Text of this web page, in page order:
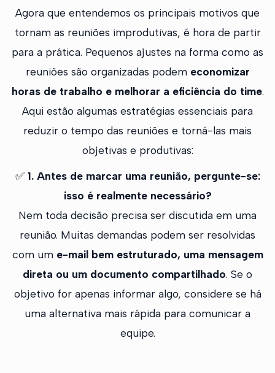
Agora que entendemos os principais motivos que
tornam as reuniões improdutivas, é hora de partir
para a prática. Pequenos ajustes na forma como as
reuniões são organizadas podem economizar
horas de trabalho e melhorar a eficiência do time.
Aqui estão algumas estratégias essenciais para
reduzir o tempo das reuniões e torná-las mais
objetivas e produtivas:
✅ 1. Antes de marcar uma reunião, pergunte-se:
isso é realmente necessário?
Nem toda decisão precisa ser discutida em uma
reunião. Muitas demandas podem ser resolvidas
com um e-mail bem estruturado, uma mensagem
direta ou um documento compartilhado. Se o
objetivo for apenas informar algo, considere se há
uma alternativa mais rápida para comunicar a
equipe.